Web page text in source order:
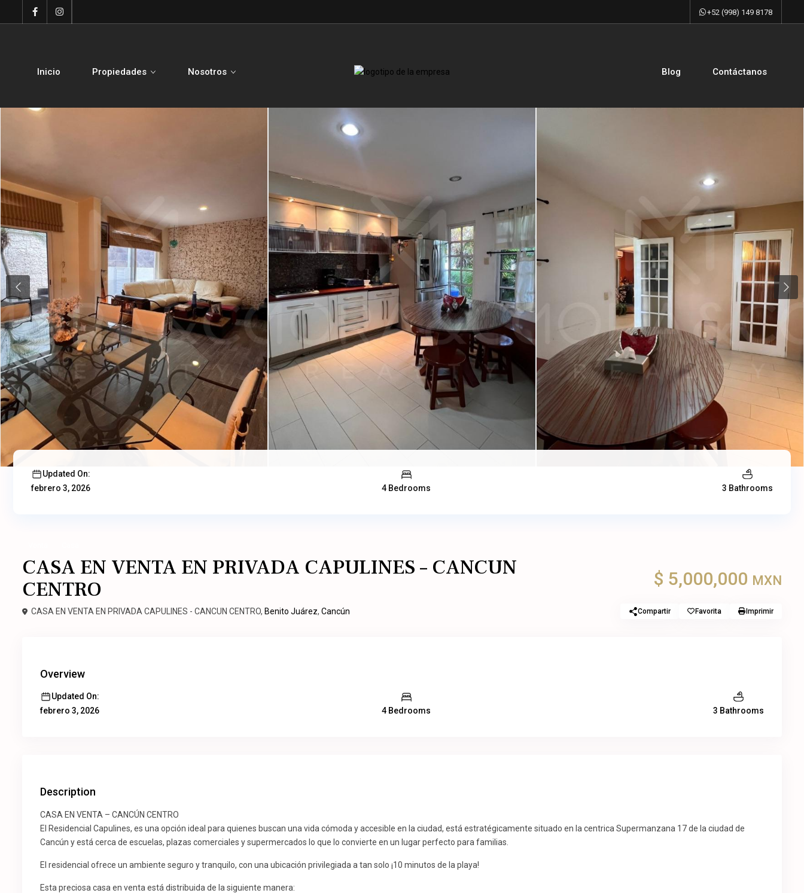
+52 (998) 149 8178
Inicio Propiedades Nosotros Blog Contáctanos
Previous Next
Updated On:
febrero 3, 2026
4 Bedrooms 3 Bathrooms
CASA EN VENTA EN PRIVADA CAPULINES – CANCUN
CENTRO
$ 5,000,000 MXN
CASA EN VENTA EN PRIVADA CAPULINES - CANCUN CENTRO, Benito Juárez, Cancún Compartir Favorita Imprimir
Overview
Updated On:
febrero 3, 2026
4 Bedrooms 3 Bathrooms
Description
CASA EN VENTA – CANCÚN CENTRO
El Residencial Capulines, es una opción ideal para quienes buscan una vida cómoda y accesible en la ciudad, está estratégicamente situado en la centrica Supermanzana 17 de la ciudad de
Cancún y está cerca de escuelas, plazas comerciales y supermercados lo que lo convierte en un lugar perfecto para familias.
El residencial ofrece un ambiente seguro y tranquilo, con una ubicación privilegiada a tan solo ¡10 minutos de la playa!
Esta preciosa casa en venta está distribuida de la siguiente manera: